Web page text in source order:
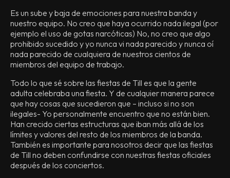
Es un sube y baja de emociones para nuestra banda y
nuestro equipo. No creo que haya ocurrido nada ilegal (por
ejemplo el uso de gotas narcóticas) No, no creo que algo
prohibido sucedido y yo nunca vi nada parecido y nunca oí
nada parecido de cualquiera de nuestros cientos de
miembros del equipo de trabajo.
Todo lo que sé sobre las fiestas de Till es que la gente
adulta celebraba una fiesta. Y de cualquier manera parece
que hay cosas que sucedieron que – incluso si no son
ilegales- Yo personalmente encuentro que no están bien.
Han crecido ciertas estructuras que iban más allá de los
límites y valores del resto de los miembros de la banda.
También es importante para nosotros decir que las fiestas
de Till no deben confundirse con nuestras fiestas oficiales
después de los conciertos.